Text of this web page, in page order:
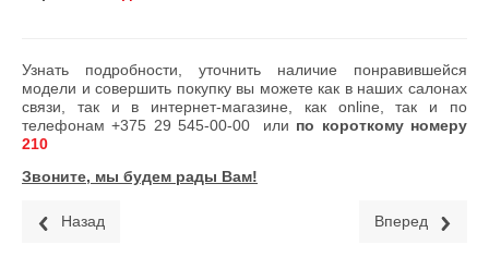
Узнать подробности, уточнить наличие понравившейся
модели и совершить покупку вы можете как в наших салонах
связи, так и в интернет-магазине, как online, так и по
телефонам+375 29 545-00-00 или по короткому номеру
210
Звоните, мы будем рады Вам!
Назад Вперед